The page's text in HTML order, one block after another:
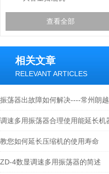
查看全部
相关文章
RELEVANT ARTICLES
振荡器出故障如何解决----常州朗越
教您如何延长压缩机的使用寿命
ZD-4数显调速多用振荡器的简述